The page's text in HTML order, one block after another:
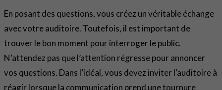
En posant des questions, vous créez un véritable échange
avec votre auditoire. Toutefois, il est important de
trouver le bon moment pour interroger le public.
N’attendez pas que l’attention régresse pour annoncer
vos questions. Dans l’idéal, vous devez inviter l’auditoire à
réagir lorsque la communication prend une tournure